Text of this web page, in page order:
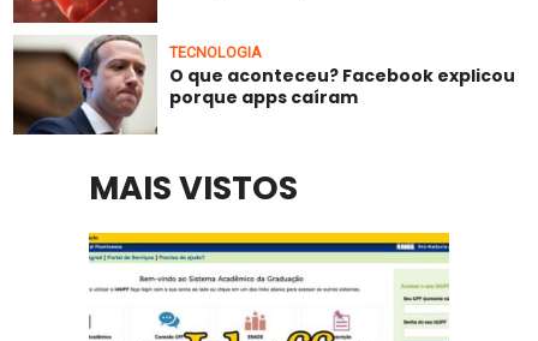
TECNOLOGIA
O que aconteceu? Facebook explicou
porque apps caíram
MAIS VISTOS